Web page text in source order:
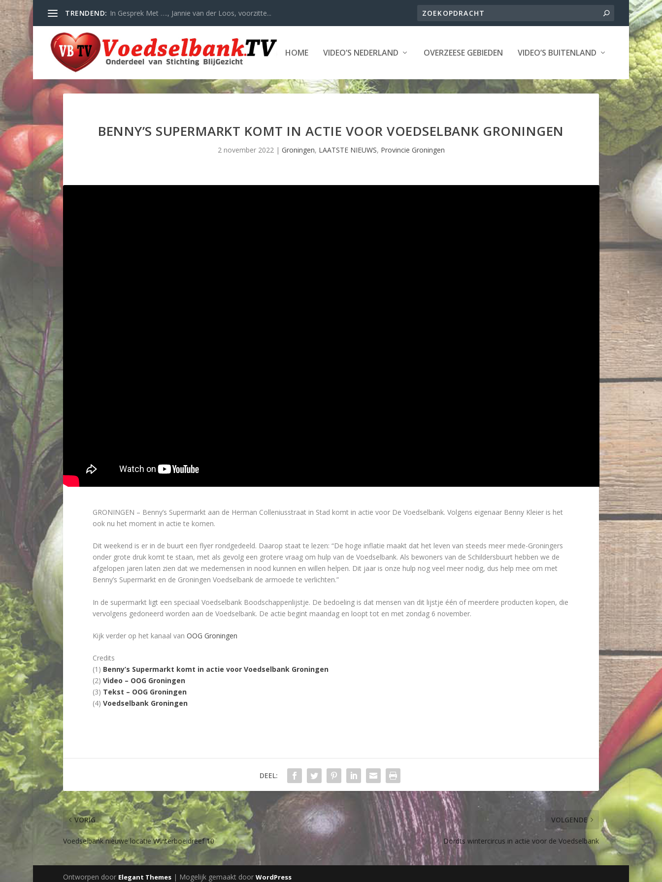
TRENDEND: In Gesprek Met …., Jannie van der Loos, voorzitte...
HOME VIDEO’S NEDERLAND OVERZEESE GEBIEDEN VIDEO’S BUITENLAND
BENNY’S SUPERMARKT KOMT IN ACTIE VOOR VOEDSELBANK GRONINGEN
2 november 2022| Groningen, LAATSTE NIEUWS, Provincie Groningen
GRONINGEN – Benny’s Supermarkt aan de Herman Colleniusstraat in Stad komt in actie voor De Voedselbank. Volgens eigenaar Benny Kleier is het
ook nu het moment in actie te komen.
Dit weekend is er in de buurt een flyer rondgedeeld. Daarop staat te lezen: “De hoge inflatie maakt dat het leven van steeds meer mede-Groningers
onder grote druk komt te staan, met als gevolg een grotere vraag om hulp van de Voedselbank. Als bewoners van de Schildersbuurt hebben we de
afgelopen jaren laten zien dat we medemensen in nood kunnen en willen helpen. Dit jaar is onze hulp nog veel meer nodig, dus help mee om met
Benny’s Supermarkt en de Groningen Voedselbank de armoede te verlichten.”
In de supermarkt ligt een speciaal Voedselbank Boodschappenlijstje. De bedoeling is dat mensen van dit lijstje één of meerdere producten kopen, die
vervolgens gedoneerd worden aan de Voedselbank. De actie begint maandag en loopt tot en met zondag 6 november.
Kijk verder op het kanaal van OOG Groningen
Credits
(1) Benny’s Supermarkt komt in actie voor Voedselbank Groningen
(2) Video – OOG Groningen
(3) Tekst – OOG Groningen
(4) Voedselbank Groningen
DEEL:
VORIG
Voedselbank nieuwe locatie Winterboeidreef 10
VOLGENDE
Dordts wintercircus in actie voor de Voedselbank
Ontworpen door Elegant Themes| Mogelijk gemaakt door WordPress